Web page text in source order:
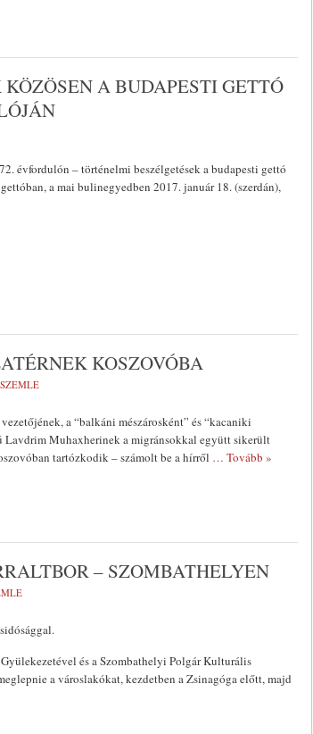
A BUDAPESTI GETTÓ
évfordulón – történelmi beszélgetések a budapesti gettó
a mai bulinegyedben 2017. január 18. (szerdán),
KOSZOVÓBA
a “balkáni mészárosként” és “kacaniki
Lavdrim Muhaxherinek a migránsokkal együtt sikerült
tartózkodik – számolt be a hírről … Tovább »
– SZOMBATHELYEN
és a Szombathelyi Polgár Kulturális
a városlakókat, kezdetben a Zsinagóga előtt, majd